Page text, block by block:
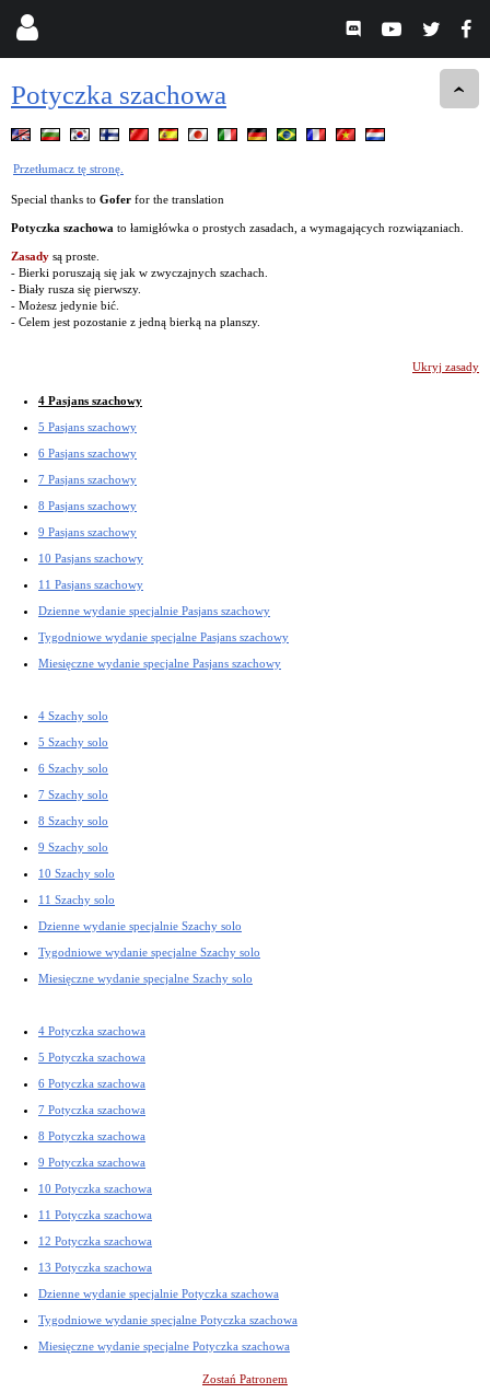
Potyczka szachowa
Przetłumacz tę stronę.
Special thanks to Gofer for the translation
Potyczka szachowa to łamigłówka o prostych zasadach, a wymagających rozwiązaniach.
Zasady są proste.
- Bierki poruszają się jak w zwyczajnych szachach.
- Biały rusza się pierwszy.
- Możesz jedynie bić.
- Celem jest pozostanie z jedną bierką na planszy.
Ukryj zasady
4 Pasjans szachowy
5 Pasjans szachowy
6 Pasjans szachowy
7 Pasjans szachowy
8 Pasjans szachowy
9 Pasjans szachowy
10 Pasjans szachowy
11 Pasjans szachowy
Dzienne wydanie specjalnie Pasjans szachowy
Tygodniowe wydanie specjalne Pasjans szachowy
Miesięczne wydanie specjalne Pasjans szachowy
4 Szachy solo
5 Szachy solo
6 Szachy solo
7 Szachy solo
8 Szachy solo
9 Szachy solo
10 Szachy solo
11 Szachy solo
Dzienne wydanie specjalnie Szachy solo
Tygodniowe wydanie specjalne Szachy solo
Miesięczne wydanie specjalne Szachy solo
4 Potyczka szachowa
5 Potyczka szachowa
6 Potyczka szachowa
7 Potyczka szachowa
8 Potyczka szachowa
9 Potyczka szachowa
10 Potyczka szachowa
11 Potyczka szachowa
12 Potyczka szachowa
13 Potyczka szachowa
Dzienne wydanie specjalnie Potyczka szachowa
Tygodniowe wydanie specjalne Potyczka szachowa
Miesięczne wydanie specjalne Potyczka szachowa
Zostań Patronem